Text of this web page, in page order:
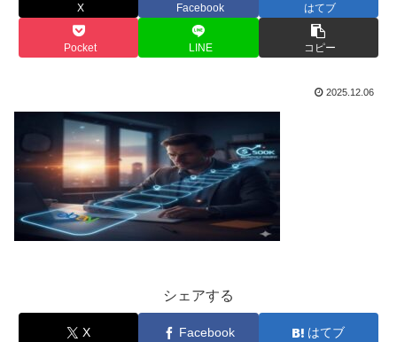
X Facebook はてブ
Pocket LINE コピー
2025.12.06
シェアする
X Facebook はてブ